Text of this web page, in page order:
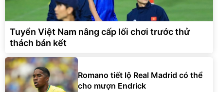
Tuyển Việt Nam nâng cấp lối chơi trước thử
thách bán kết
Romano tiết lộ Real Madrid có thể
cho mượn Endrick